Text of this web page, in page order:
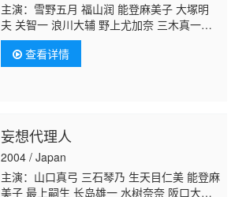
主演：雪野五月 福山润 能登麻美子 大塚明
夫 关智一 浪川大辅 野上尤加奈 三木真一
郎 根谷美智子 西村知道 滨田贤二
冈崎雅纮 柳泽荣治 室园丈裕
查看详情
妄想代理人
2004 / Japan
主演：山口真弓 三石琴乃 生天目仁美 能登麻
美子 最上嗣生 长岛雄一 水树奈奈 阪口大